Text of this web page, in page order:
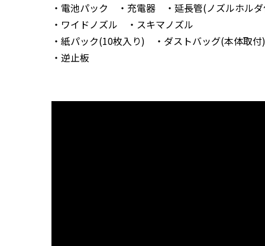
・電池パック ・充電器 ・延長管(ノズルホル
・ワイドノズル ・スキマノズル
・紙パック(10枚入り) ・ダストバッグ(本体取付)
・逆止板